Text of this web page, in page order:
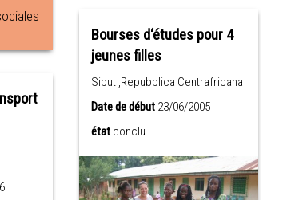
Bourses d‘études pour 4
jeunes filles
Sibut ,Repubblica Centrafricana
Date de début 23/06/2005
état conclu